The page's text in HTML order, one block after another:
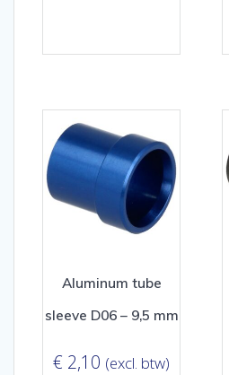
Aluminum tube
sleeve D06 – 9,5 mm
€ 2,10 (excl. btw)